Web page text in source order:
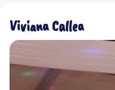
Viviana Callea